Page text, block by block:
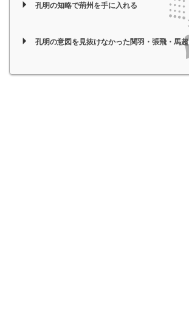
孔明の知略で荊州を手に入れる
孔明の意図を見抜けなかった関羽・張飛・馬超